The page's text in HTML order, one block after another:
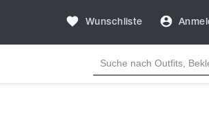
Wunschliste